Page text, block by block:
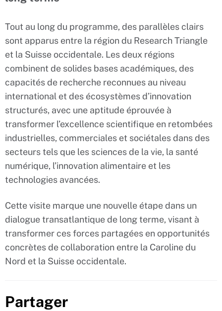
Tout au long du programme, des parallèles clairs
sont apparus entre la région du Research Triangle
et la Suisse occidentale. Les deux régions
combinent de solides bases académiques, des
capacités de recherche reconnues au niveau
international et des écosystèmes d’innovation
structurés, avec une aptitude éprouvée à
transformer l’excellence scientifique en retombées
industrielles, commerciales et sociétales dans des
secteurs tels que les sciences de la vie, la santé
numérique, l’innovation alimentaire et les
technologies avancées.
Cette visite marque une nouvelle étape dans un
dialogue transatlantique de long terme, visant à
transformer ces forces partagées en opportunités
concrètes de collaboration entre la Caroline du
Nord et la Suisse occidentale.
Partager